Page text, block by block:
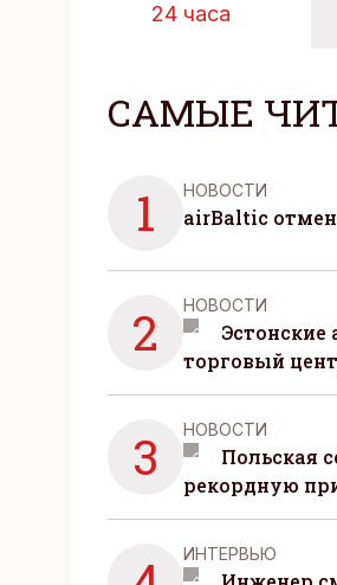
24 часа
САМЫЕ
1 НОВОСТИ
airBaltic
2 НОВОСТИ
торговый
3 НОВОСТИ
Польская
рекордную
ИНТЕРВЬЮ